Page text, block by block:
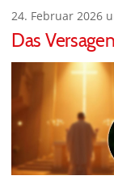
24. Februar 2026
Das